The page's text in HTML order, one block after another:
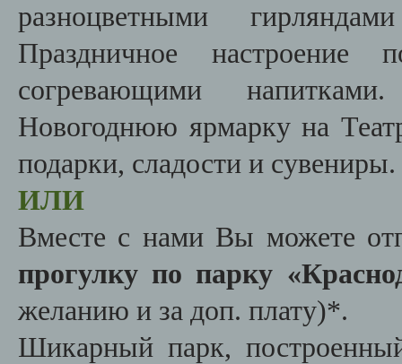
разноцветными
Праздничное
согревающими
Новогоднюю ярмарку на
подарки, сладости и сувениры.
ИЛИ
Вместе с нами Вы можете
прогулку по парку
желанию и за доп. плату)*.
Шикарный парк,